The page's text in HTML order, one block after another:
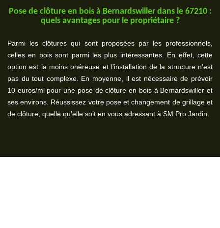
Pose de clôture en bois à Bernardswiller dans le 67210 :
quels avantages pour le propriétaire ?
Parmi les clôtures qui sont proposées par les professionnels,
celles en bois sont parmi les plus intéressantes. En effet, cette
option est la moins onéreuse et l’installation de la structure n’est
pas du tout complexe. En moyenne, il est nécessaire de prévoir
10 euros/ml pour une pose de clôture en bois à Bernardswiller et
ses environs. Réussissez votre pose et changement de grillage et
de clôture, quelle qu’elle soit en vous adressant à SM Pro Jardin.